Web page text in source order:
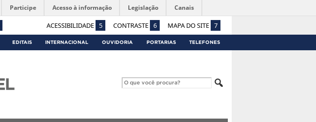
ACESSIBILIDADE 5 CONTRASTE 6 MAPA DO SITE 7
Participe Acesso à informação Legislação Canais
EDITAIS INTERNACIONAL OUVIDORIA PORTARIAS TELEFONES